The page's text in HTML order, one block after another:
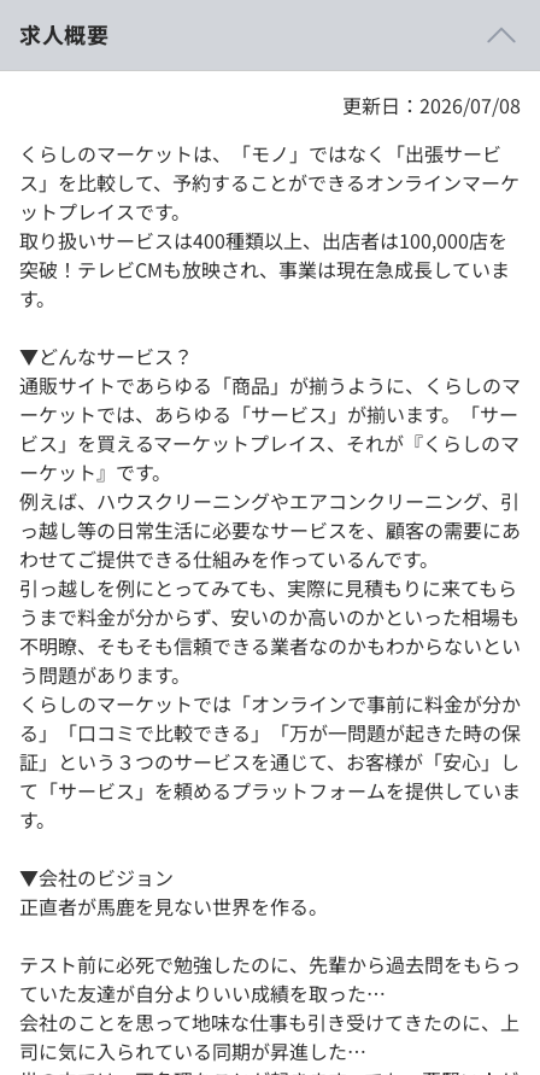
契約内容・クーポン
求人概要
更新日：2026/07/08
くらしのマーケットは、「モノ」ではなく「出張サービ
ス」を比較して、予約することができるオンラインマーケ
ットプレイスです。
取り扱いサービスは400種類以上、出店者は100,000店を
突破！テレビCMも放映され、事業は現在急成長していま
す。
▼どんなサービス？
通販サイトであらゆる「商品」が揃うように、くらしのマ
ーケットでは、あらゆる「サービス」が揃います。「サー
ビス」を買えるマーケットプレイス、それが『くらしのマ
ーケット』です。
例えば、ハウスクリーニングやエアコンクリーニング、引
っ越し等の日常生活に必要なサービスを、顧客の需要にあ
わせてご提供できる仕組みを作っているんです。
引っ越しを例にとってみても、実際に見積もりに来てもら
うまで料金が分からず、安いのか高いのかといった相場も
不明瞭、そもそも信頼できる業者なのかもわからないとい
う問題があります。
くらしのマーケットでは「オンラインで事前に料金が分か
る」「口コミで比較できる」「万が一問題が起きた時の保
証」という３つのサービスを通じて、お客様が「安心」し
て「サービス」を頼めるプラットフォームを提供していま
す。
▼会社のビジョン
正直者が馬鹿を見ない世界を作る。
テスト前に必死で勉強したのに、先輩から過去問をもらっ
ていた友達が自分よりいい成績を取った…
会社のことを思って地味な仕事も引き受けてきたのに、上
司に気に入られている同期が昇進した…